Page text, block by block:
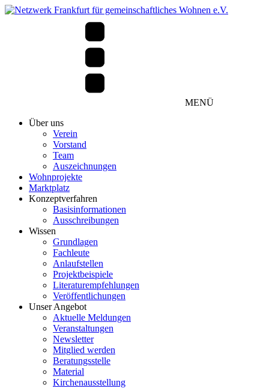
MENÜ
Über uns
Verein
Vorstand
Team
Auszeichnungen
Wohnprojekte
Marktplatz
Konzeptverfahren
Basisinformationen
Ausschreibungen
Wissen
Grundlagen
Fachleute
Anlaufstellen
Projektbeispiele
Literaturempfehlungen
Veröffentlichungen
Unser Angebot
Aktuelle Meldungen
Veranstaltungen
Newsletter
Mitglied werden
Beratungsstelle
Material
Kirchenausstellung